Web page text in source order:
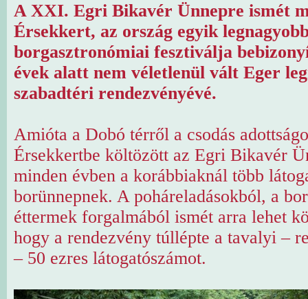
A XXI. Egri Bikavér Ünnepre ismét
Érsekkert, az ország egyik
borgasztronómiai fesztiválja
évek alatt nem véletlenül vált Eger
szabadtéri rendezvényévé.
Amióta a Dobó térről a csodás
Érsekkertbe költözött az Egri Bikavér
minden évben a korábbiaknál több
borünnepnek. A poháreladásokból, a
éttermek forgalmából ismét arra lehet
hogy a rendezvény túllépte a tavalyi –
– 50 ezres látogatószámot.